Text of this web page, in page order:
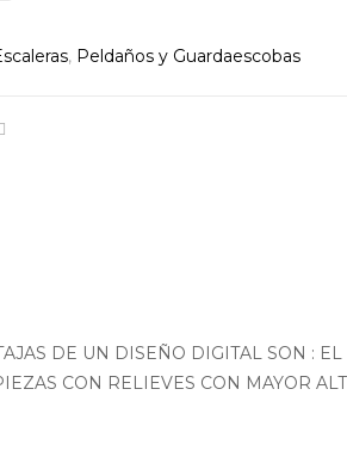
, Peldaños y Guardaescobas
DE UN DISEÑO DIGITAL SON :
CON RELIEVES CON MAYOR